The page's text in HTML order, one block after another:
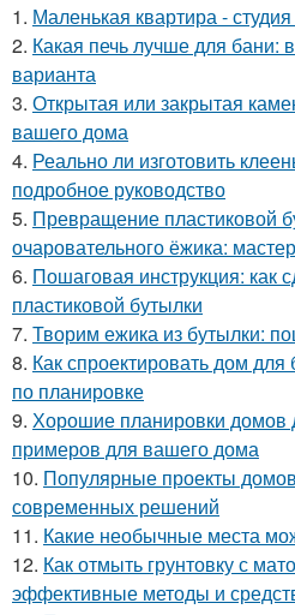
1. Маленькая квартира -
2. Какая печь лучше для бани:
варианта
3. Открытая или закрытая
вашего дома
4. Реально ли изготовить
подробное руководство
5. Превращение пластиковой
очаровательного ёжика:
6. Пошаговая инструкция: как
пластиковой бутылки
7. Творим ежика из бутылки:
8. Как спроектировать дом
по планировке
9. Хорошие планировки домов
примеров для вашего дома
10. Популярные проекты
современных решений
11. Какие необычные места
12. Как отмыть грунтовку с
эффективные методы и